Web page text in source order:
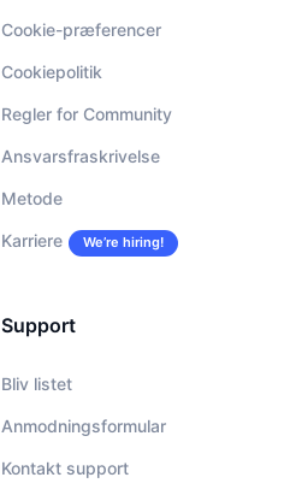
Cookie-præferencer
Cookiepolitik
Regler for Community
Ansvarsfraskrivelse
Metode
Karriere We’re hiring!
Support
Bliv listet
Anmodningsformular
Kontakt support